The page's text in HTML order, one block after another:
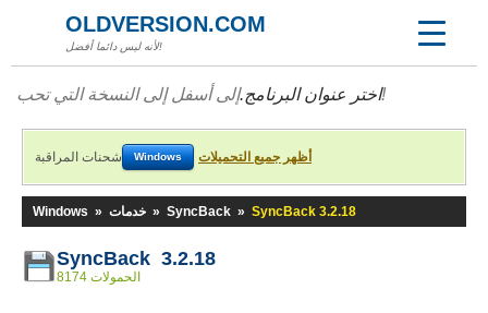
OLDVERSION.COM
لأنه ليس دائما أفضل!
اختر عنوان البرنامج.إلى أسفل إلى النسخة التي تحب!
شحنات المراقبة Windows أظهر جميع التحميلات
Windows » خدمات » SyncBack » SyncBack 3.2.18
SyncBack 3.2.18
8174 الحمولات